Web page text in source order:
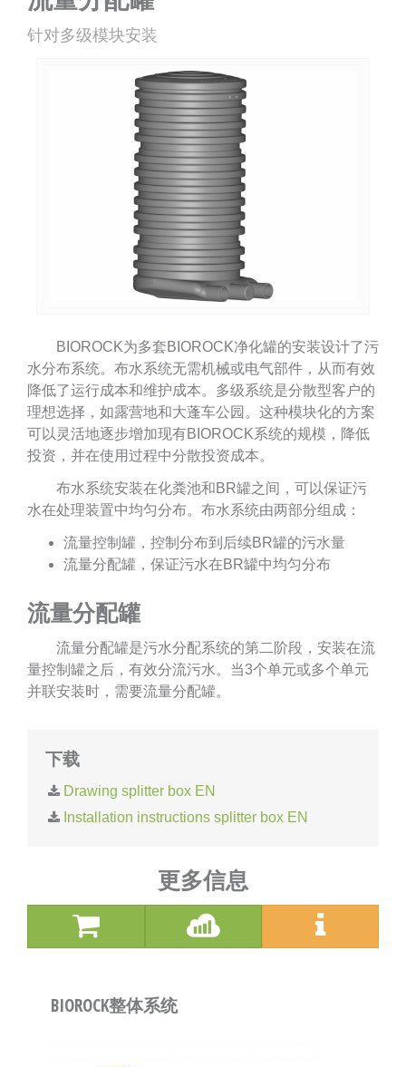
针对多级模块安装
BIOROCK为多套BIOROCK净化罐的安装设计了污
水分布系统。布水系统无需机械或电气部件，从而有效
降低了运行成本和维护成本。多级系统是分散型客户的
理想选择，如露营地和大蓬车公园。这种模块化的方案
可以灵活地逐步增加现有BIOROCK系统的规模，降低
投资，并在使用过程中分散投资成本。
布水系统安装在化粪池和BR罐之间，可以保证污
水在处理装置中均匀分布。布水系统由两部分组成：
流量控制罐，控制分布到后续BR罐的污水量
流量分配罐，保证污水在BR罐中均匀分布
流量分配罐
流量分配罐是污水分配系统的第二阶段，安装在流
量控制罐之后，有效分流污水。当3个单元或多个单元
并联安装时，需要流量分配罐。
下载
Drawing splitter box EN
Installation instructions splitter box EN
更多信息
BIOROCK整体系统